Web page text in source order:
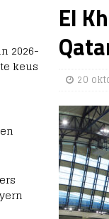
El
20
2026-
keus